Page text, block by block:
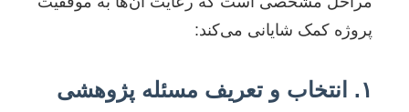
پروژه کمک شایانی می‌کند:
۱. انتخاب و تعریف مسئله پژوهشی